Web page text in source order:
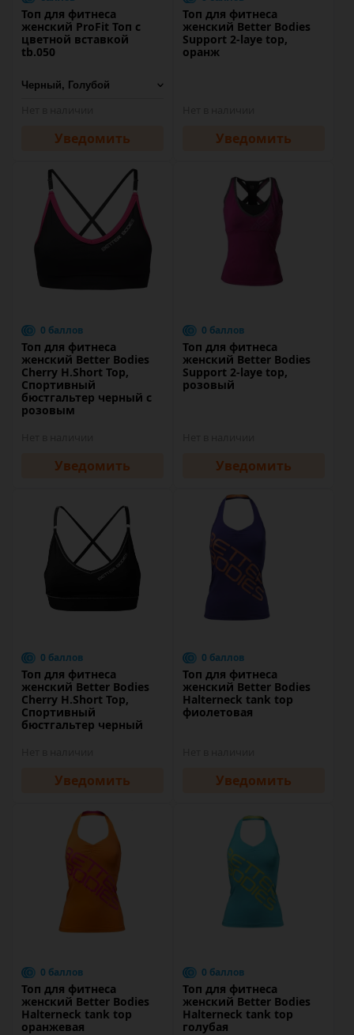
Топ для фитнеса
женский ProFit Топ с
цветной вставкой
tb.050
Уведомить
Топ для фитнеса
женский Better Bodies
Support 2-laye top,
оранж
Уведомить
0 баллов
Топ для фитнеса
женский Better Bodies
Cherry H.Short Top,
Спортивный
бюстгальтер черный с
розовым
Уведомить
0 баллов
Топ для фитнеса
женский Better Bodies
Support 2-laye top,
розовый
Уведомить
0 баллов
Топ для фитнеса
женский Better Bodies
Cherry H.Short Top,
Спортивный
бюстгальтер черный
Уведомить
0 баллов
Топ для фитнеса
женский Better Bodies
Halterneck tank top
фиолетовая
Уведомить
0 баллов
Топ для фитнеса
женский Better Bodies
Halterneck tank top
оранжевая
0 баллов
Топ для фитнеса
женский Better Bodies
Halterneck tank top
голубая